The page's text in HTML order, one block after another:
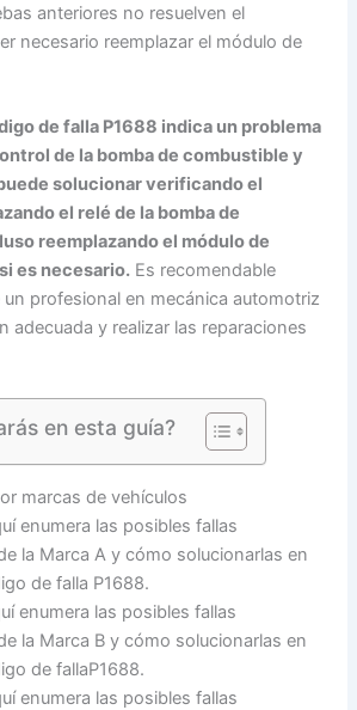
anteriores no resuelven el
necesario reemplazar el módulo de
de falla P1688 indica un problema
de la bomba de combustible y
solucionar verificando el
el relé de la bomba de
reemplazando el módulo de
es necesario. Es recomendable
un profesional en mecánica automotriz
adecuada y realizar las reparaciones
en esta guía?
marcas de vehículos
enumera las posibles fallas
la Marca A y cómo solucionarlas en
de falla P1688.
enumera las posibles fallas
la Marca B y cómo solucionarlas en
de fallaP1688.
enumera las posibles fallas